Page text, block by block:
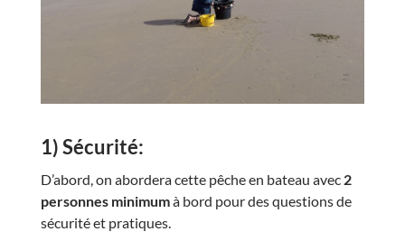
1) Sécurité:
D’abord, on abordera cette pêche en bateau avec 2
personnes minimumà bord pour des questions de
sécurité et pratiques.